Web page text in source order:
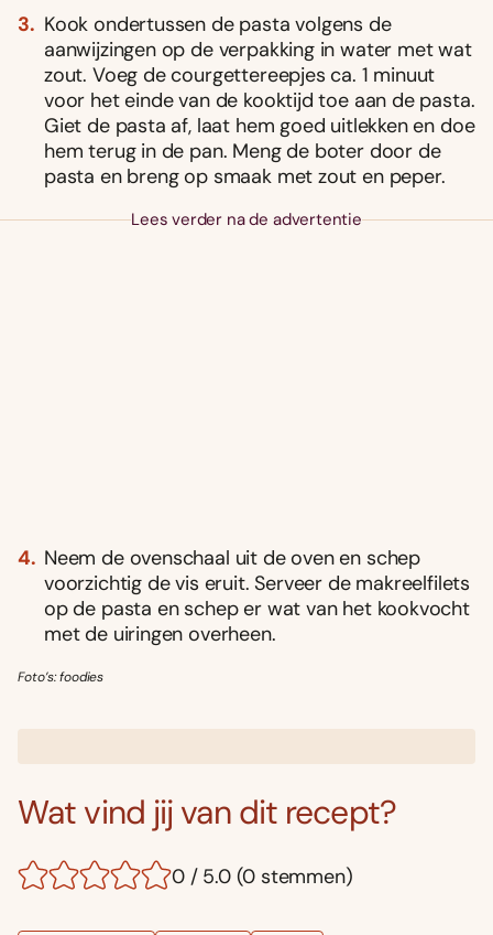
Kook ondertussen de pasta volgens de
aanwijzingen op de verpakking in water met wat
zout. Voeg de courgettereepjes ca. 1 minuut
voor het einde van de kooktijd toe aan de pasta.
Giet de pasta af, laat hem goed uitlekken en doe
hem terug in de pan. Meng de boter door de
pasta en breng op smaak met zout en peper.
Lees verder na de advertentie
Neem de ovenschaal uit de oven en schep
voorzichtig de vis eruit. Serveer de makreelfilets
op de pasta en schep er wat van het kookvocht
met de uiringen overheen.
Foto’s: foodies
Wat vind jij van dit recept?
0 / 5.0 (0 stemmen)